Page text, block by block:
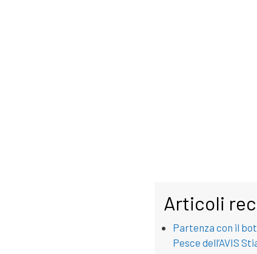
Articoli
Partenza con il
Pesce dell’AVIS